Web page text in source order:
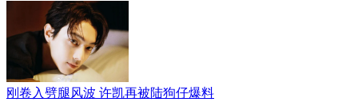
刚卷入劈腿风波 许凯再被陆狗仔爆料